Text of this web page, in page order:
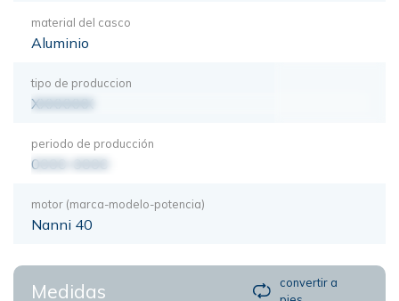
material del casco
Aluminio
tipo de produccion
XXXXXXX
periodo de producción
0000-0000
motor (marca-modelo-potencia)
Nanni 40
Medidas
convertir a